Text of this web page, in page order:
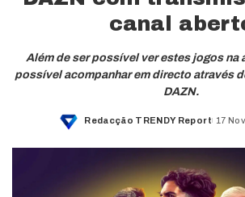
canal
Além de ser possível ver estes jogos na
possível acompanhar em directo através
DAZN.
Posted
Redacção TRENDY Report 17